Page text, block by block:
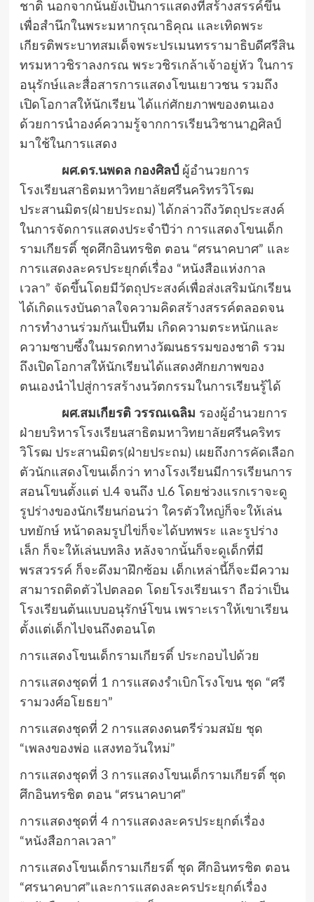
ชาติ นอกจากนั้นยังเป็นการแสดงที่สร้างสรรค์ขึ้น
เพื่อสำนึกในพระมหากรุณาธิคุณ และเทิดพระ
เกียรติพระบาทสมเด็จพระปรเมนทรรามาธิบดีศรีสิน
ทรมหาวชิราลงกรณ พระวชิรเกล้าเจ้าอยู่หัว ในการ
อนุรักษ์และสื่อสารการแสดงโขนเยาวชน รวมถึง
เปิดโอกาสให้นักเรียน ได้แก่ศักยภาพของตนเอง
ด้วยการนำองค์ความรู้จากการเรียนวิชานาฏศิลป์
มาใช้ในการแสดง
ผศ.ดร.นพดล กองศิลป์ ผู้อำนวยการ
โรงเรียนสาธิตมหาวิทยาลัยศรีนคริทรวิโรฒ
ประสานมิตร(ฝ่ายประถม) ได้กล่าวถึงวัตถุประสงค์
ในการจัดการแสดงประจำปีว่า การแสดงโขนเด็ก
รามเกียรติ์ ชุดศึกอินทรชิต ตอน “ศรนาคบาศ” และ
การแสดงละครประยุกต์เรื่อง “หนังสือแห่งกาล
เวลา” จัดขึ้นโดยมีวัตถุประสงค์เพื่อส่งเสริมนักเรียน
ได้เกิดแรงบันดาลใจความคิดสร้างสรรค์ตลอดจน
การทำงานร่วมกันเป็นทีม เกิดความตระหนักและ
ความซาบซึ้งในมรดกทางวัฒนธรรมของชาติ รวม
ถึงเปิดโอกาสให้นักเรียนได้แสดงศักยภาพของ
ตนเองนำไปสู่การสร้างนวัตกรรมในการเรียนรู้ได้
ผศ.สมเกียรติ วรรณเฉลิม รองผู้อำนวยการ
ฝ่ายบริหารโรงเรียนสาธิตมหาวิทยาลัยศรีนคริทร
วิโรฒ ประสานมิตร(ฝ่ายประถม) เผยถึงการคัดเลือก
ตัวนักแสดงโขนเด็กว่า ทางโรงเรียนมีการเรียนการ
สอนโขนตั้งแต่ ป.4 จนถึง ป.6 โดยช่วงแรกเราจะดู
รูปร่างของนักเรียนก่อนว่า ใครตัวใหญ่ก็จะให้เล่น
บทยักษ์ หน้าดลมรูปไข่ก็จะได้บทพระ และรูปร่าง
เล็ก ก็จะให้เล่นบทลิง หลังจากนั้นก็จะดูเด็กที่มี
พรสวรรค์ ก็จะดึงมาฝึกซ้อม เด็กเหล่านี้ก็จะมีความ
สามารถติดตัวไปตลอด โดยโรงเรียนเรา ถือว่าเป็น
โรงเรียนต้นแบบอนุรักษ์โขน เพราะเราให้เขาเรียน
ตั้งแต่เด็กไปจนถึงตอนโต
การแสดงโขนเด็กรามเกียรติ์ ประกอบไปด้วย
การแสดงชุดที่ 1 การแสดงรำเบิกโรงโขน ชุด “ศรี
รามวงศ์อโยธยา”
การแสดงชุดที่ 2 การแสดงดนตรีร่วมสมัย ชุด
“เพลงของพ่อ แสงทอวันใหม่”
การแสดงชุดที่ 3 การแสดงโขนเด็กรามเกียรติ์ ชุด
ศึกอินทรชิต ตอน “ศรนาคบาศ”
การแสดงชุดที่ 4 การแสดงละครประยุกต์เรื่อง
“หนังสือกาลเวลา”
การแสดงโขนเด็กรามเกียรติ์ ชุด ศึกอินทรชิต ตอน
“ศรนาคบาศ”และการแสดงละครประยุกต์เรื่อง